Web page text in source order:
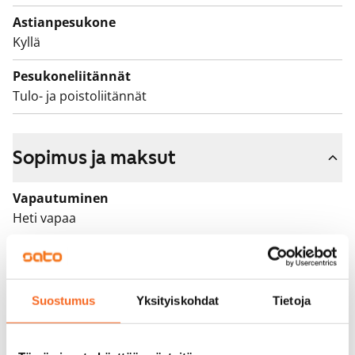
Suostumus Yksityiskohdat Tietoja
Asunnot parvekkeineen ja terasseineen sekä talot
pihoineen ovat savuttomia.
Astianpesukone
Kyllä
Pesukoneliitännät
Tulo- ja poistoliitännät
Sopimus ja maksut
Vapautuminen
Heti vapaa
Varallisuusrajat
Vuokra
869 €/kk